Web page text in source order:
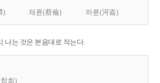
) 채륜(蔡倫) 하륜(河崙)
나는 것은 본음대로 적는다.
회)